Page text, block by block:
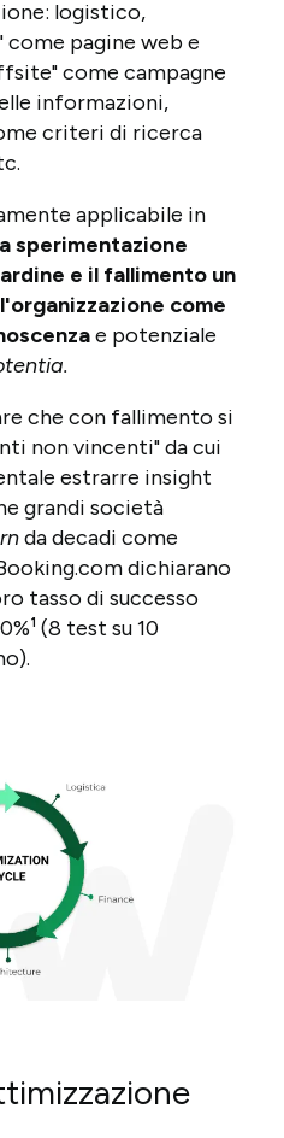
logistico,
pagine web e
come campagne
informazioni,
criteri di ricerca
applicabile in
sperimentazione
e il fallimento un
come
e potenziale
che con fallimento si
non vincenti" da cui
estrarre insight
grandi società
da decadi come
dichiarano
tasso di successo
(8 test su 10